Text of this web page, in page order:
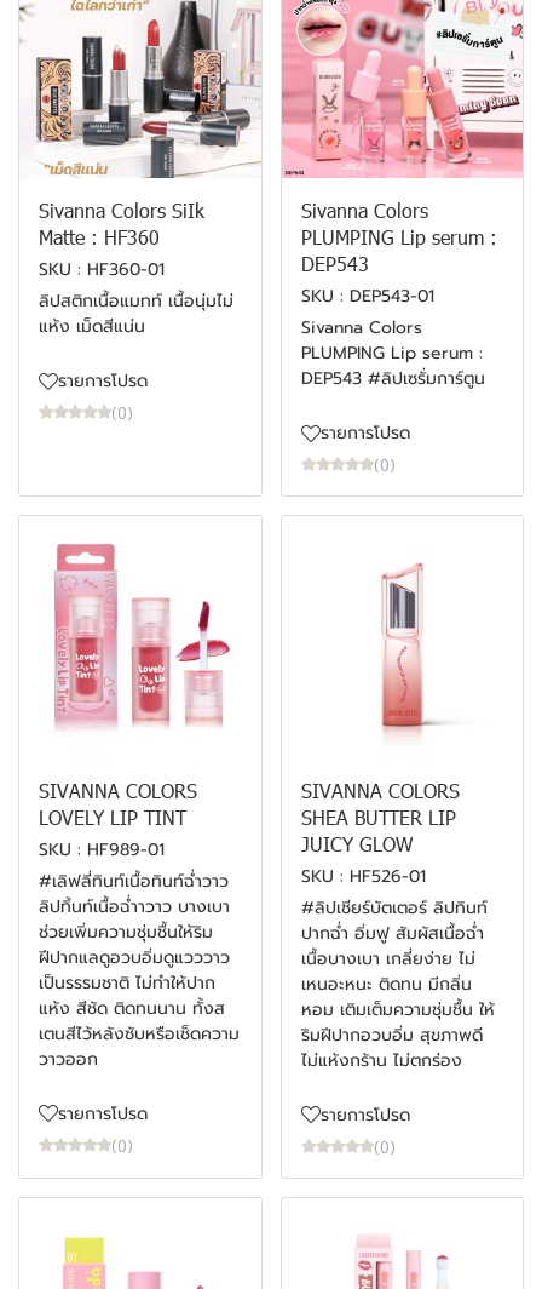
Sivanna Colors SiIk
Matte : HF360
SKU : HF360-01
ลิปสติกเนื้อแมทท์ เนื้อนุ่มไม่
แห้ง เม็ดสีแน่น
รายการโปรด
(0)
Sivanna Colors
PLUMPING Lip serum :
DEP543
SKU : DEP543-01
Sivanna Colors
PLUMPING Lip serum :
DEP543 #ลิปเซรั่มการ์ตูน
รายการโปรด
(0)
SIVANNA COLORS
LOVELY LIP TINT
SKU : HF989-01
#เลิฟลี่ทินท์เนื้อทินท์ฉ่ำวาว
ลิปทิ้นท์เนื้อฉ่ำาวาว บางเบา
ช่วยเพิ่มความชุ่มชื้นให้ริม
ฝีปากแลดูอวบอิ่มดูแวววาว
เป็นรรรมชาติ ไม่ทำให้ปาก
แห้ง สีชัด ติดทนนาน ทั้งส
เตนสีไว้หลังซับหรือเช็ดความ
วาวออก
รายการโปรด
(0)
SIVANNA COLORS
SHEA BUTTER LIP
JUICY GLOW
SKU : HF526-01
#ลิปเชียร์บัตเตอร์ ลิปทินท์
ปากฉ่ำ อิ่มฟู สัมผัสเนื้อฉ่ำ
เนื้อบางเบา เกลี่ยง่าย ไม่
เหนอะหนะ ติดทน มีกลิ่น
หอม เติมเต็มความชุ่มชื้น ให้
ริมฝีปากอวบอิ่ม สุขภาพดี
ไม่แห้งกร้าน ไม่ตกร่อง
รายการโปรด
(0)